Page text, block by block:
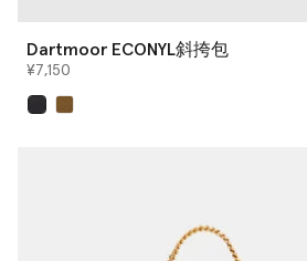
Dartmoor ECONYL斜挎包
¥7,150